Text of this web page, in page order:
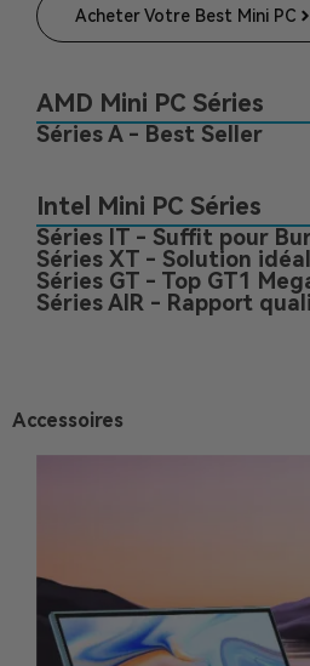
Acheter Votre Best Mini PC
AMD Mini PC Séries
Séries A - Best Seller
Intel Mini PC Séries
Séries IT - Suffit pour
Séries XT - Solution
Séries GT - Top GT1
Séries AIR - Rapport
Accessoires